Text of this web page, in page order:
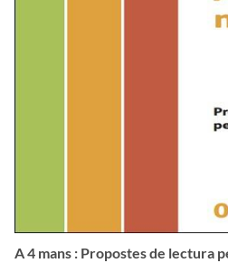
A 4 mans : Propostes de lectura